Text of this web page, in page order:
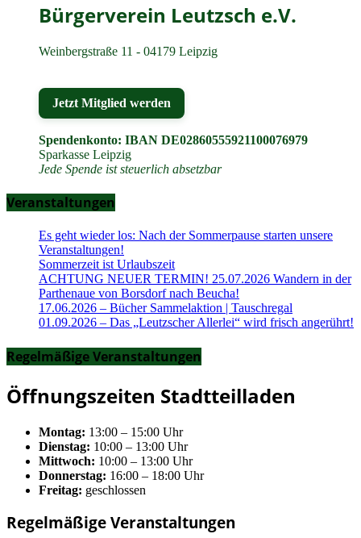
Bürgerverein Leutzsch e.V.
Weinbergstraße 11 - 04179 Leipzig
Jetzt Mitglied werden
Spendenkonto: IBAN DE02860555921100076979
Sparkasse Leipzig
Jede Spende ist steuerlich absetzbar
Veranstaltungen
Es geht wieder los: Nach der Sommerpause starten unsere
Veranstaltungen!
Sommerzeit ist Urlaubszeit
ACHTUNG NEUER TERMIN! 25.07.2026 Wandern in der
Parthenaue von Borsdorf nach Beucha!
17.06.2026 – Bücher Sammelaktion | Tauschregal
01.09.2026 – Das „Leutzscher Allerlei“ wird frisch angerührt!
Regelmäßige Veranstaltungen
Öffnungszeiten Stadtteilladen
Montag: 13:00 – 15:00 Uhr
Dienstag: 10:00 – 13:00 Uhr
Mittwoch: 10:00 – 13:00 Uhr
Donnerstag: 16:00 – 18:00 Uhr
Freitag: geschlossen
Regelmäßige Veranstaltungen